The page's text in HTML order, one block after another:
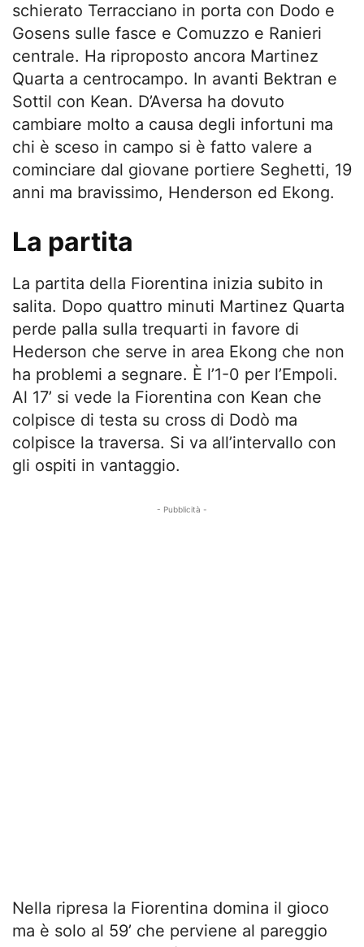
schierato Terracciano in porta con Dodo e
Gosens sulle fasce e Comuzzo e Ranieri
centrale. Ha riproposto ancora Martinez
Quarta a centrocampo. In avanti Bektran e
Sottil con Kean. D’Aversa ha dovuto
cambiare molto a causa degli infortuni ma
chi è sceso in campo si è fatto valere a
cominciare dal giovane portiere Seghetti, 19
anni ma bravissimo, Henderson ed Ekong.
La partita
La partita della Fiorentina inizia subito in
salita. Dopo quattro minuti Martinez Quarta
perde palla sulla trequarti in favore di
Hederson che serve in area Ekong che non
ha problemi a segnare. È l’1-0 per l’Empoli.
Al 17’ si vede la Fiorentina con Kean che
colpisce di testa su cross di Dodò ma
colpisce la traversa. Si va all’intervallo con
gli ospiti in vantaggio.
- Pubblicità -
Nella ripresa la Fiorentina domina il gioco
ma è solo al 59’ che perviene al pareggio